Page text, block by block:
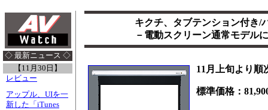
◇ 最新ニュース ◇
【11月30日】
レビュー
アップル、UIを一
新した「iTunes
キクチ、タブテンション付き/
－電動スクリーン通常モデル
11月上旬より順
標準価格：